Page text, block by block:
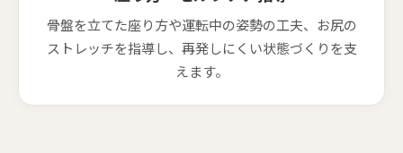
骨盤を立てた座り方や運転中の姿勢の工夫、お尻の
ストレッチを指導し、再発しにくい状態づくりを支
えます。